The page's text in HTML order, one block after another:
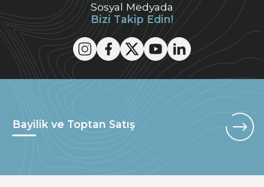
Sosyal Medyada
Bizi Takip Edin!
Bayilik ve Toptan Satış